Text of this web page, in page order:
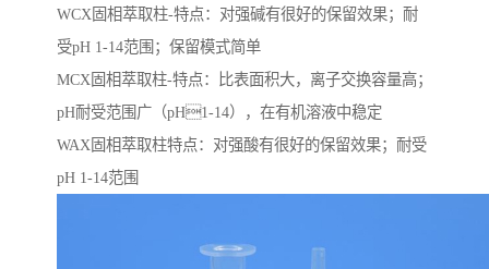
WCX固相萃取柱-特点：对强碱有很好的保留效果；耐
受pH 1-14范围；保留模式简单
MCX固相萃取柱-特点：比表面积大，离子交换容量高；
pH耐受范围⼴（pH1-14），在有机溶液中稳定
WAX固相萃取柱特点：对强酸有很好的保留效果；耐受
pH 1-14范围